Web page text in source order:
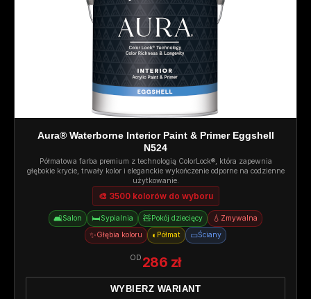
Aura® Waterborne Interior Paint & Primer Eggshell
N524
Półmatowa farba premium z technologią ColorLock®, która zapewnia
głębokie krycie, trwały kolor i eleganckie wykończenie odporne na codzienne
użytkowanie.
🎨 3500 kolorów do wyboru
🛋️Salon 🛏️Sypialnia 🧸Pokój dziecięcy 💧 Zmywalna
✨Głębia koloru ◐ Półmat ▭Ściany
OD 286 zł
WYBIERZ WARIANT